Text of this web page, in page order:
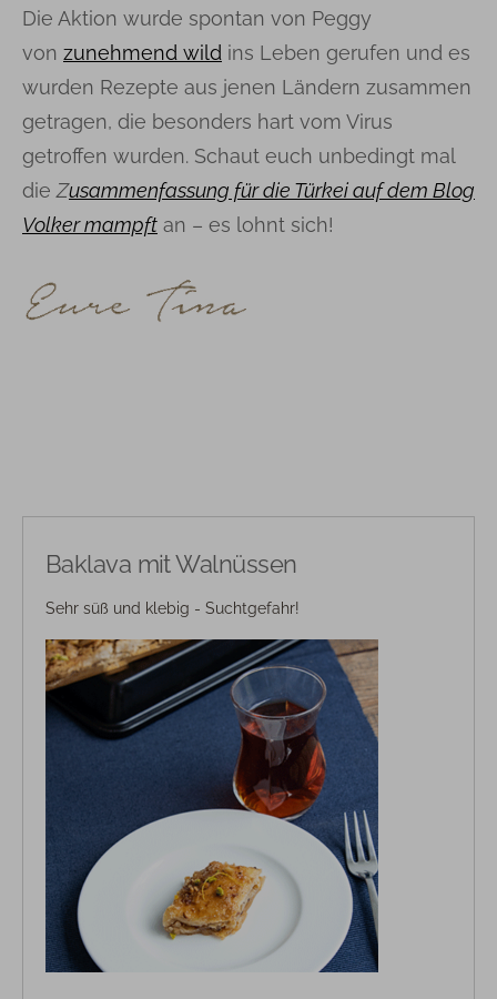
Die Aktion wurde spontan von Peggy
von zunehmend wild ins Leben gerufen und es
wurden Rezepte aus jenen Ländern zusammen
getragen, die besonders hart vom Virus
getroffen wurden. Schaut euch unbedingt mal
die Zusammenfassung für die Türkei auf dem Blog
Volker mampft an – es lohnt sich!
Baklava mit Walnüssen
Sehr süß und klebig - Suchtgefahr!